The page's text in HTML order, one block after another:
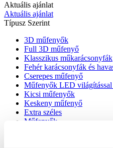
Aktuális ajánlat
Aktuális ajánlat
Típusz Szerint
3D műfenyők
Full 3D műfenyő
Klasszikus műkarácsonyfák
Fehér karácsonyfák és
Cserepes műfenyő
Műfenyők LED világítással
Kicsi műfenyők
Keskeny műfenyő
Extra széles
Műfenyők